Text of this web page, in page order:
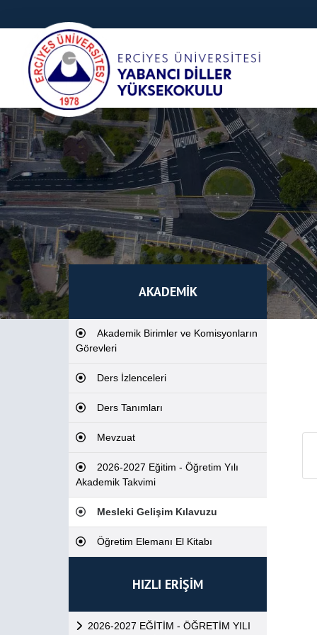
AKADEMİK
Akademik Birimler ve Komisyonların
Görevleri
Ders İzlenceleri
Ders Tanımları
Mevzuat
2026-2027 Eğitim - Öğretim Yılı
Akademik Takvimi
Mesleki Gelişim Kılavuzu
Öğretim Elemanı El Kitabı
HIZLI ERİŞİM
2026-2027 EĞİTİM - ÖĞRETİM YILI